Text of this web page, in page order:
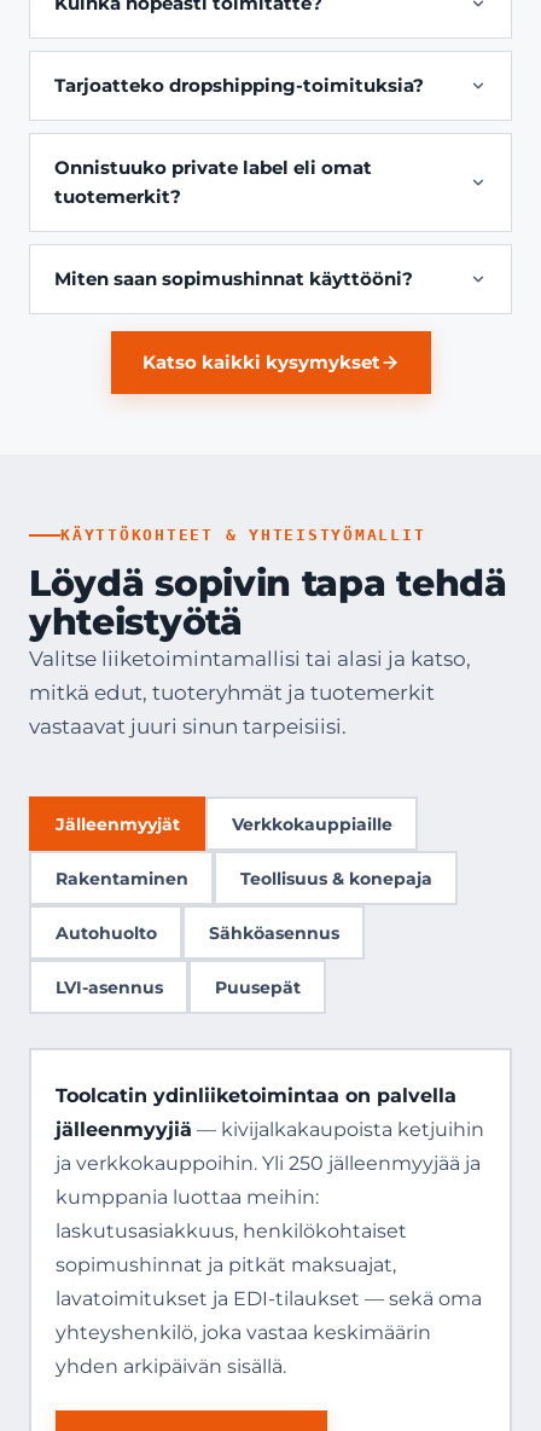
Tarjoatteko dropshipping-toimituksia?
Onnistuuko private label eli omat
tuotemerkit?
Miten saan sopimushinnat käyttööni?
Katso kaikki kysymykset
KÄYTTÖKOHTEET & YHTEISTYÖMALLIT
Löydä sopivin tapa tehdä
yhteistyötä
Valitse liiketoimintamallisi tai alasi ja katso,
mitkä edut, tuoteryhmät ja tuotemerkit
vastaavat juuri sinun tarpeisiisi.
Jälleenmyyjät Verkkokauppiaille
Rakentaminen Teollisuus & konepaja
Autohuolto Sähköasennus
LVI-asennus Puusepät
Toolcatin ydinliiketoimintaa on palvella
jälleenmyyjiä — kivijalkakaupoista ketjuihin
ja verkkokauppoihin. Yli 250 jälleenmyyjää ja
kumppania luottaa meihin:
laskutusasiakkuus, henkilökohtaiset
sopimushinnat ja pitkät maksuajat,
lavatoimitukset ja EDI-tilaukset — sekä oma
yhteyshenkilö, joka vastaa keskimäärin
yhden arkipäivän sisällä.